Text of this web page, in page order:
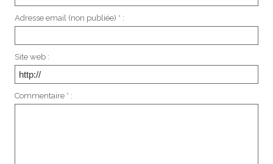
Adresse email (non publiée) * :
Site web :
Commentaire * :